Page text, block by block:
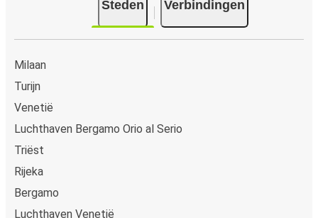
Een busticket kopen bij FlixBus is eenvoudig: op onze
website of gratis FlixBus-app boek je een rit in slechts
creditcard, Paypal, Google en Apple Pay. Je kunt ook
contant betalen op sommige routes of bij een van onze
verkooppunten.
Steden Verbindingen
Milaan
Turijn
Venetië
Luchthaven Bergamo Orio al Serio
Triëst
Rijeka
Bergamo
Luchthaven Venetië